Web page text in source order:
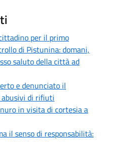
per il primo
di Pistunina: domani,
saluto della città ad
e denunciato il
abusivi di rifiuti
in visita di cortesia a
il senso di responsabilità: